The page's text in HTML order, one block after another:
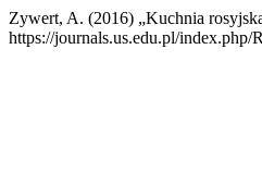
Zywert, A. (2016) „Kuchnia
https://journals.us.edu.pl/